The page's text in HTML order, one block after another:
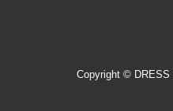
Copyright © DRESS